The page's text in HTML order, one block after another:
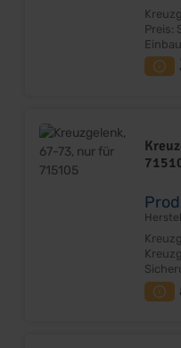
Preis: Stück
Einbauort:
beispielhaft! Achtung!
Ihre